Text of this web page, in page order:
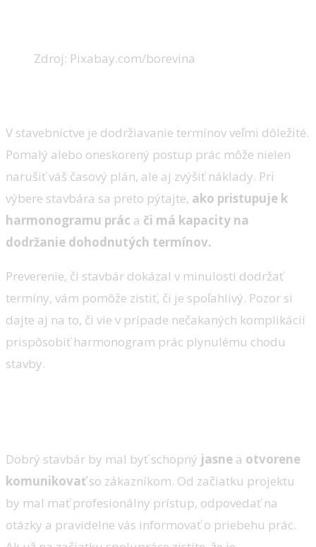
Zdroj: Pixabay.com/borevina
V stavebníctve je dodržiavanie termínov veľmi dôležité.
Pomalý alebo oneskorený postup prác môže nielen
narušiť váš časový plán, ale aj zvýšiť náklady. Pri
výbere stavbára sa preto pýtajte, ako pristupuje k
harmonogramu prác a či má kapacity na
dodržanie dohodnutých termínov.
Preverenie, či stavbár dokázal v minulosti dodržať
termíny, vám pomôže zistiť, či je spoľahlivý. Pozor si
dajte aj na to, či vie v prípade nečakaných komplikácií
prispôsobiť harmonogram prác plynulému chodu
stavby.
Dobrý stavbár by mal byť schopný jasne a otvorene
komunikovaťso zákazníkom. Od začiatku projektu
by mal mať profesionálny prístup, odpovedať na
otázky a pravidelne vás informovať o priebehu prác.